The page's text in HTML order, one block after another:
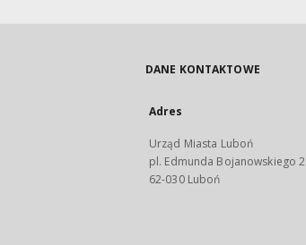
DANE KONTAKTOWE
Adres
Urząd Miasta Luboń
pl. Edmunda Bojanowskiego 2
62-030 Luboń